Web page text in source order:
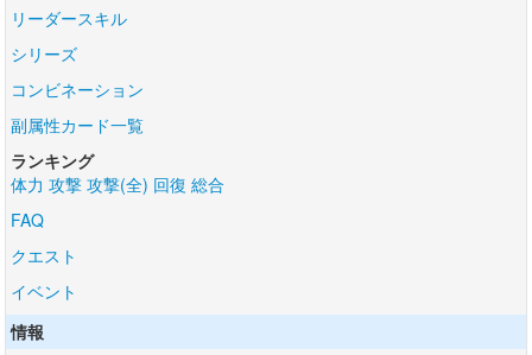
リーダースキル
シリーズ
コンビネーション
副属性カード一覧
ランキング
体力 攻撃 攻撃(全) 回復 総合
FAQ
クエスト
イベント
情報